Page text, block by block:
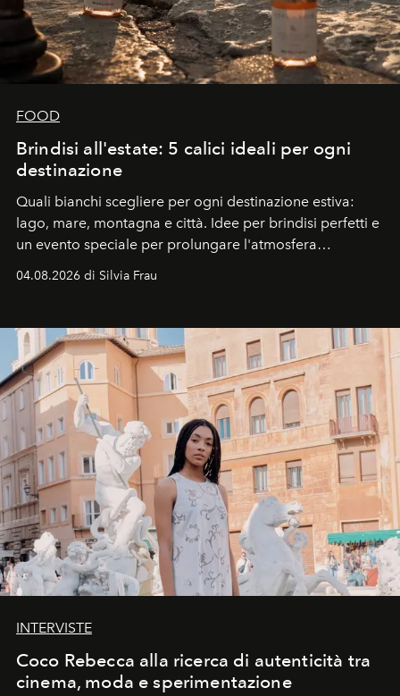
FOOD
Brindisi all'estate: 5 calici ideali per ogni
destinazione
Quali bianchi scegliere per ogni destinazione estiva:
lago, mare, montagna e città. Idee per brindisi perfetti e
un evento speciale per prolungare l'atmosfera
04.08.2026 di Silvia Frau
INTERVISTE
Coco Rebecca alla ricerca di autenticità tra
cinema, moda e sperimentazione